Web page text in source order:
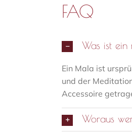
FAQ
Was ist ein
Ein Mala ist
und der
Accessoire
Woraus